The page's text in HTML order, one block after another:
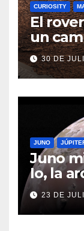
CURIOSITY
El
un
panal
30 DE
JUNO
Juno
Io, la
23 DE